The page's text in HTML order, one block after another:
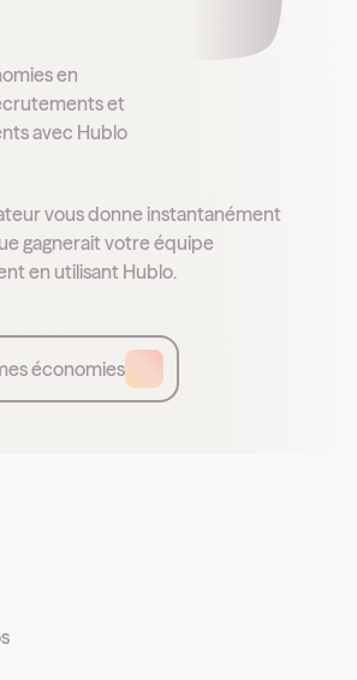
en
et
avec Hublo
vous donne instantanément
gagnerait votre équipe
en utilisant Hublo.
économies